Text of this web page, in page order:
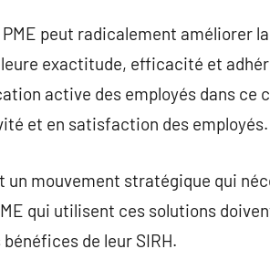
peut radicalement améliorer
exactitude, efficacité et
active des employés dans ce
et en satisfaction des employés.
un mouvement stratégique qui
qui utilisent ces solutions
de leur SIRH.